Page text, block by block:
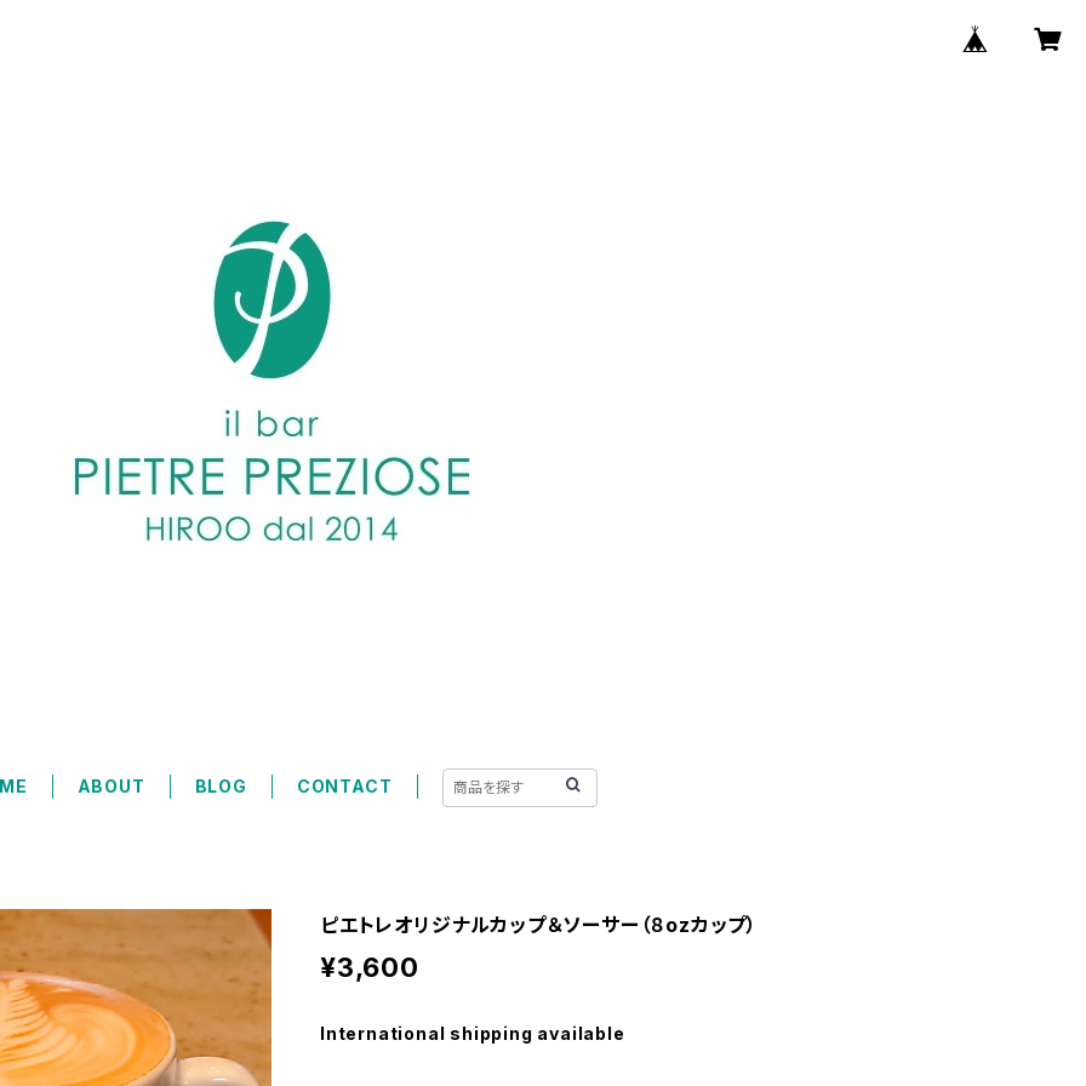
ABOUT BLOG CONTACT
ピエトレオリジナルカップ＆ソーサー（８ozカップ）
¥3,600
International shipping available